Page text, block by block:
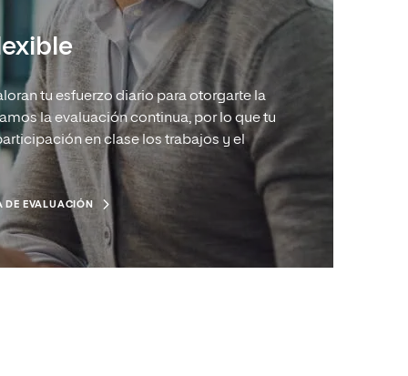
tu esfuerzo diario para otorgarte la
la evaluación continua, por lo que tu
en clase los trabajos y el
DE EVALUACIÓN